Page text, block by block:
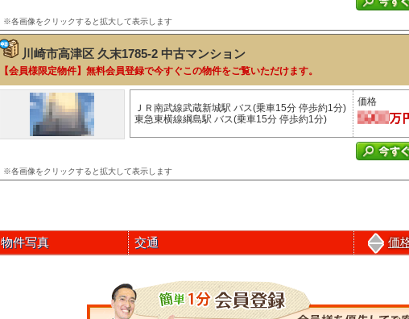
※各画像をクリックすると拡大して表示します
川崎市高津区 久末1785-2 中古マンション
【会員様限定物件】無料会員登録で今すぐこの物件をご覧いただけます。
ＪＲ南武線武蔵新城駅 バス(乗車15分 停歩約1分)
東急東横線綱島駅 バス(乗車15分 停歩約1分)
価格
※各画像をクリックすると拡大して表示します
物件写真 交通 価